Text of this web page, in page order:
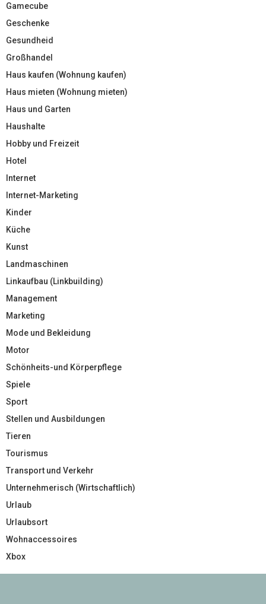
Gamecube
Geschenke
Gesundheid
Großhandel
Haus kaufen (Wohnung kaufen)
Haus mieten (Wohnung mieten)
Haus und Garten
Haushalte
Hobby und Freizeit
Hotel
Internet
Internet-Marketing
Kinder
Küche
Kunst
Landmaschinen
Linkaufbau (Linkbuilding)
Management
Marketing
Mode und Bekleidung
Motor
Schönheits-und Körperpflege
Spiele
Sport
Stellen und Ausbildungen
Tieren
Tourismus
Transport und Verkehr
Unternehmerisch (Wirtschaftlich)
Urlaub
Urlaubsort
Wohnaccessoires
Xbox